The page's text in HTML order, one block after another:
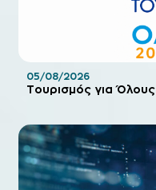
Τουρισμός για
05/08/2026